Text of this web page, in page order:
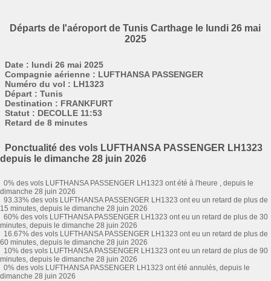
Départs de l'aéroport de Tunis Carthage le lundi 26 mai
2025
Date : lundi 26 mai 2025
Compagnie aérienne : LUFTHANSA PASSENGER
Numéro du vol : LH1323
Départ : Tunis
Destination : FRANKFURT
Statut : DECOLLE 11:53
Retard de 8 minutes
Ponctualité des vols LUFTHANSA PASSENGER LH1323
depuis le dimanche 28 juin 2026
0% des vols LUFTHANSA PASSENGER LH1323 ont été à l'heure , depuis le
dimanche 28 juin 2026
93.33% des vols LUFTHANSA PASSENGER LH1323 ont eu un retard de plus de
15 minutes, depuis le dimanche 28 juin 2026
60% des vols LUFTHANSA PASSENGER LH1323 ont eu un retard de plus de 30
minutes, depuis le dimanche 28 juin 2026
16.67% des vols LUFTHANSA PASSENGER LH1323 ont eu un retard de plus de
60 minutes, depuis le dimanche 28 juin 2026
10% des vols LUFTHANSA PASSENGER LH1323 ont eu un retard de plus de 90
minutes, depuis le dimanche 28 juin 2026
0% des vols LUFTHANSA PASSENGER LH1323 ont été annulés, depuis le
dimanche 28 juin 2026